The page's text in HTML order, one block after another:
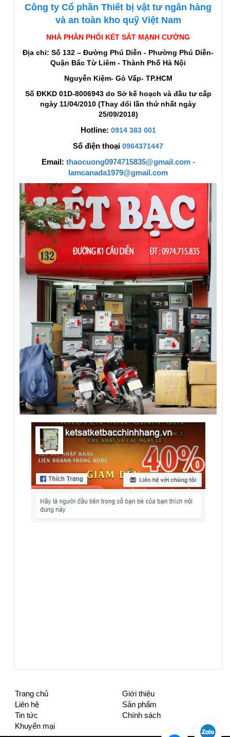
Công ty Cổ phần Thiết bị vật tư ngân hàng
và an toàn kho quỹ Việt Nam
NHÀ PHÂN PHỐI KÉT SẮT MẠNH CƯỜNG
Địa chỉ: Số 132 – Đường Phú Diễn - Phường Phú Diễn-
Quận Bắc Từ Liêm - Thành Phố Hà Nội
Nguyễn Kiệm- Gò Vấp- TP.HCM
Số ĐKKD 01D-8006943 do Sở kế hoạch và đầu tư cấp
ngày 11/04/2010 (Thay đổi lần thứ nhất ngày
25/09/2018)
Hotline: 0914 383 001
Số điện thoại 0964371447
Email: thaocuong0974715835@gmail.com -
lamcanada1979@gmail.com
Trang chủ
Giới thiệu
Liên hệ
Sản phẩm
Tin tức
Chính sách
Khuyến mại